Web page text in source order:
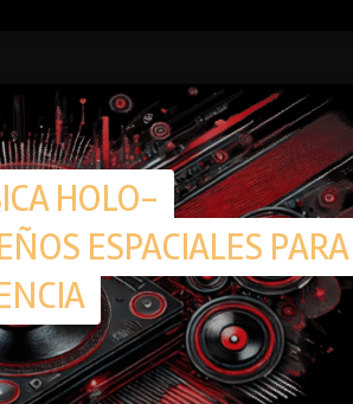
HOLO-
ESPACIALES